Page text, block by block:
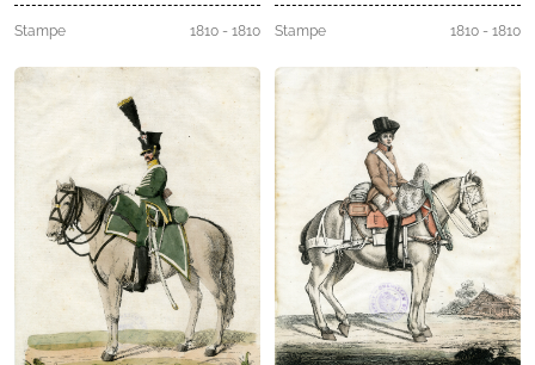
Stampe 1810 - 1810 Stampe 1810 - 1810